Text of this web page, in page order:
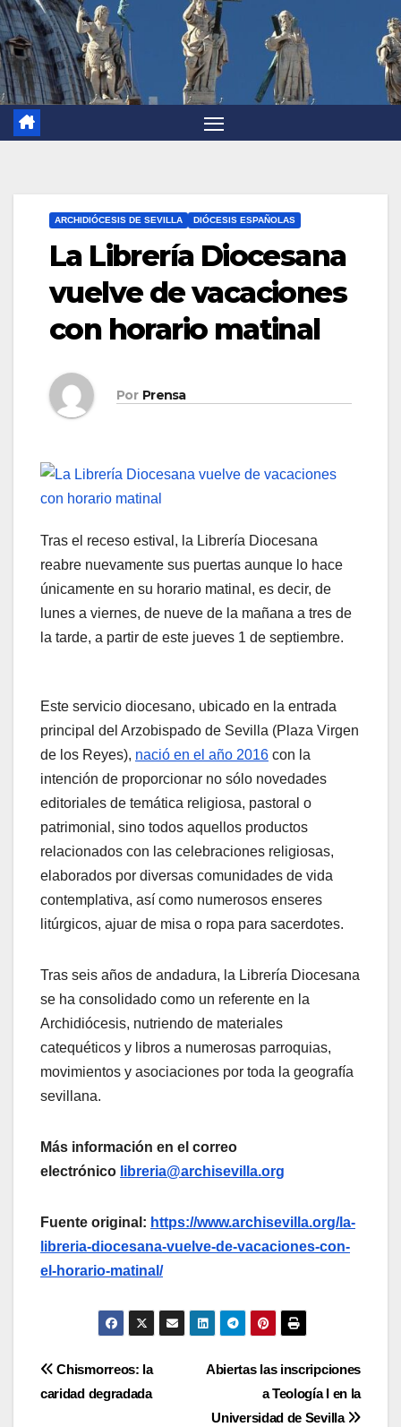
ARCHIDIÓCESIS DE SEVILLA DIÓCESIS ESPAÑOLAS
La Librería Diocesana
vuelve de vacaciones
con horario matinal
Por Prensa
Tras el receso estival, la Librería Diocesana
reabre nuevamente sus puertas aunque lo hace
únicamente en su horario matinal, es decir, de
lunes a viernes, de nueve de la mañana a tres de
la tarde, a partir de este jueves 1 de septiembre.
Este servicio diocesano, ubicado en la entrada
principal del Arzobispado de Sevilla (Plaza Virgen
de los Reyes), nació en el año 2016 con la
intención de proporcionar no sólo novedades
editoriales de temática religiosa, pastoral o
patrimonial, sino todos aquellos productos
relacionados con las celebraciones religiosas,
elaborados por diversas comunidades de vida
contemplativa, así como numerosos enseres
litúrgicos, ajuar de misa o ropa para sacerdotes.
Tras seis años de andadura, la Librería Diocesana
se ha consolidado como un referente en la
Archidiócesis, nutriendo de materiales
catequéticos y libros a numerosas parroquias,
movimientos y asociaciones por toda la geografía
sevillana.
Más información en el correo
electrónico libreria@archisevilla.org
Fuente original: https://www.archisevilla.org/la-
libreria-diocesana-vuelve-de-vacaciones-con-
el-horario-matinal/
Navegación
Abiertas las inscripciones
a Teología I en la
Universidad de Sevilla
Chismorreos: la
caridad degradada